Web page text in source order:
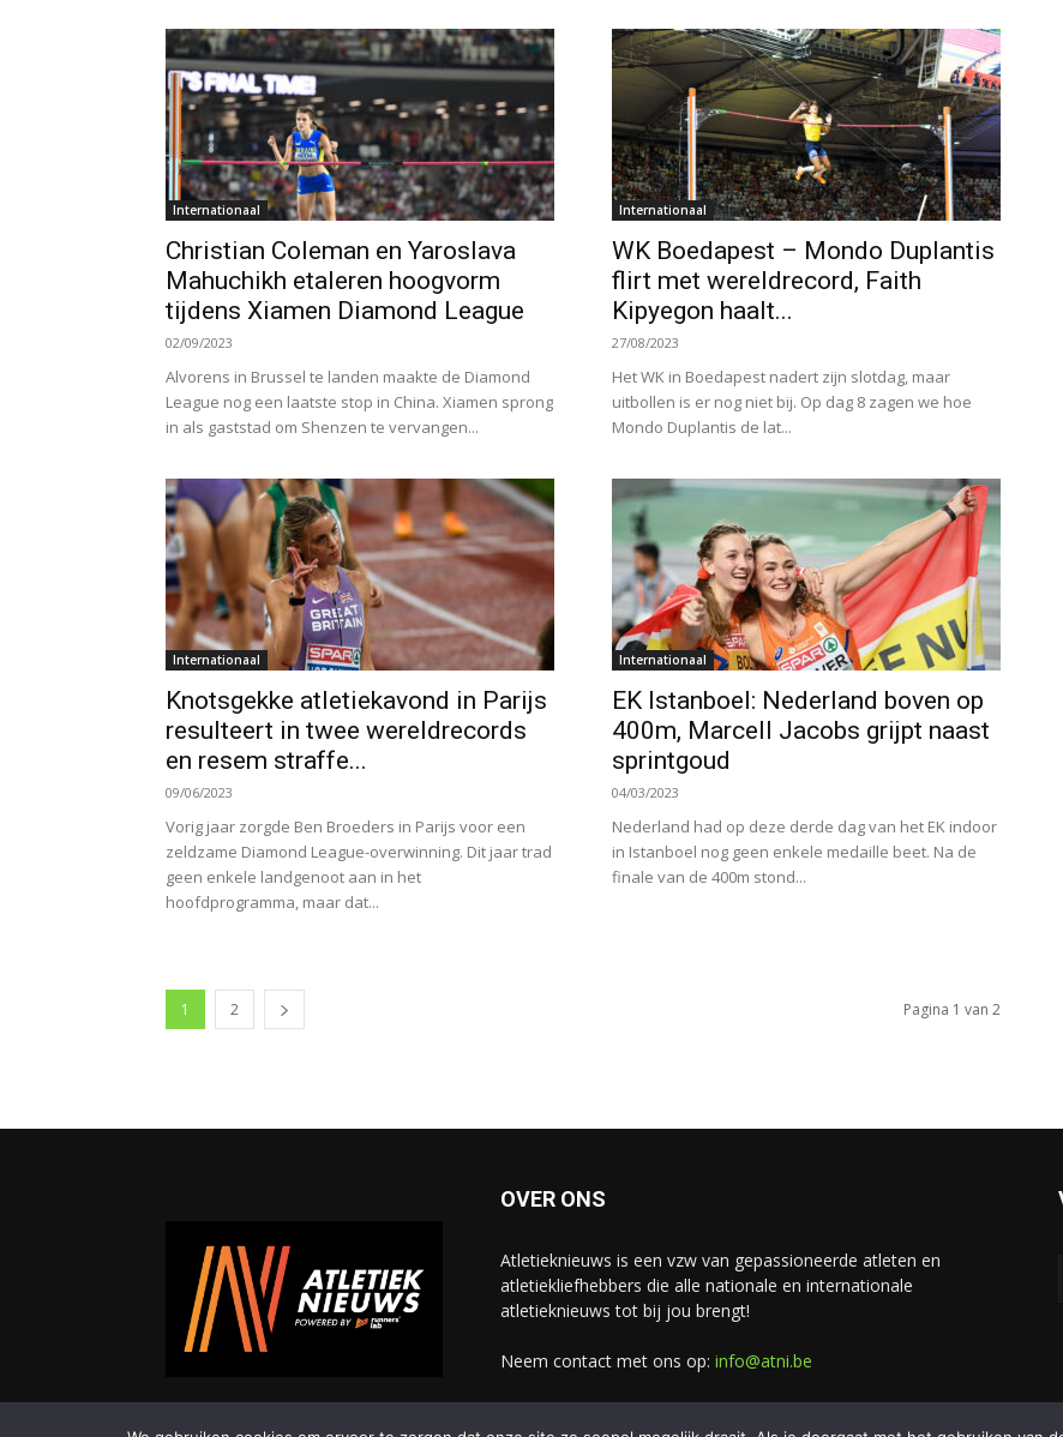
Internationaal
Christian Coleman en Yaroslava
Mahuchikh etaleren hoogvorm
tijdens Xiamen Diamond League
02/09/2023
Alvorens in Brussel te landen maakte de Diamond
League nog een laatste stop in China. Xiamen sprong
in als gaststad om Shenzen te vervangen...
Internationaal
WK Boedapest – Mondo Duplantis
flirt met wereldrecord, Faith
Kipyegon haalt...
27/08/2023
Het WK in Boedapest nadert zijn slotdag, maar
uitbollen is er nog niet bij. Op dag 8 zagen we hoe
Mondo Duplantis de lat...
Internationaal
Knotsgekke atletiekavond in Parijs
resulteert in twee wereldrecords
en resem straffe...
09/06/2023
Vorig jaar zorgde Ben Broeders in Parijs voor een
zeldzame Diamond League-overwinning. Dit jaar trad
geen enkele landgenoot aan in het
hoofdprogramma, maar dat...
Internationaal
EK Istanboel: Nederland boven op
400m, Marcell Jacobs grijpt naast
sprintgoud
04/03/2023
Nederland had op deze derde dag van het EK indoor
in Istanboel nog geen enkele medaille beet. Na de
finale van de 400m stond...
1 2 Pagina 1 van 2
OVER ONS
Atletieknieuws is een vzw van gepassioneerde atleten en
atletiekliefhebbers die alle nationale en internationale
atletieknieuws tot bij jou brengt!
Neem contact met ons op: info@atni.be